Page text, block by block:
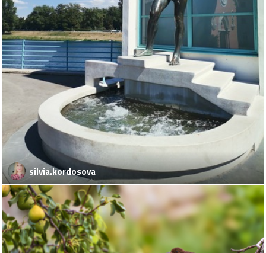
silvia.kordosova